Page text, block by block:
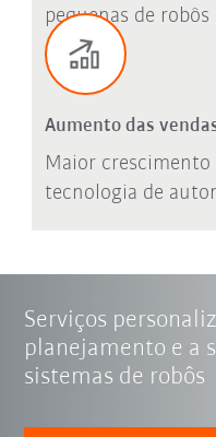
pequenas de robôs
Aumento das
Maior crescimento
tecnologia de
Serviços
planejamento e a
sistemas de robôs